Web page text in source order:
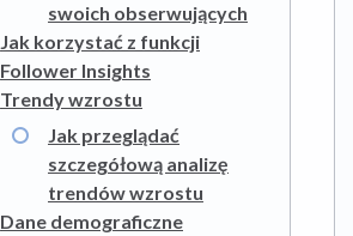
swoich obserwujących
Jak korzystać z funkcji
Follower Insights
Trendy wzrostu
Jak przeglądać
szczegółową analizę
trendów wzrostu
Dane demograficzne